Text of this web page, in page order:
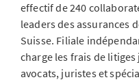
effectif de 240
leaders des assurances
Suisse. Filiale
charge les frais de
avocats, juristes et